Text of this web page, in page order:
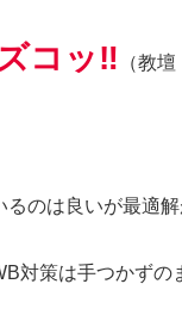
コッ‼ （教
るのは良いが最適
見える そ
対策は手つかずの